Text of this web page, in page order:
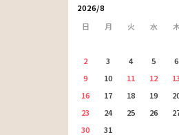
2026/8
日
月 火 水
2
3 4 5 6
9
10 11 12 13
16
17 18 19
23
24 25 26
30
31